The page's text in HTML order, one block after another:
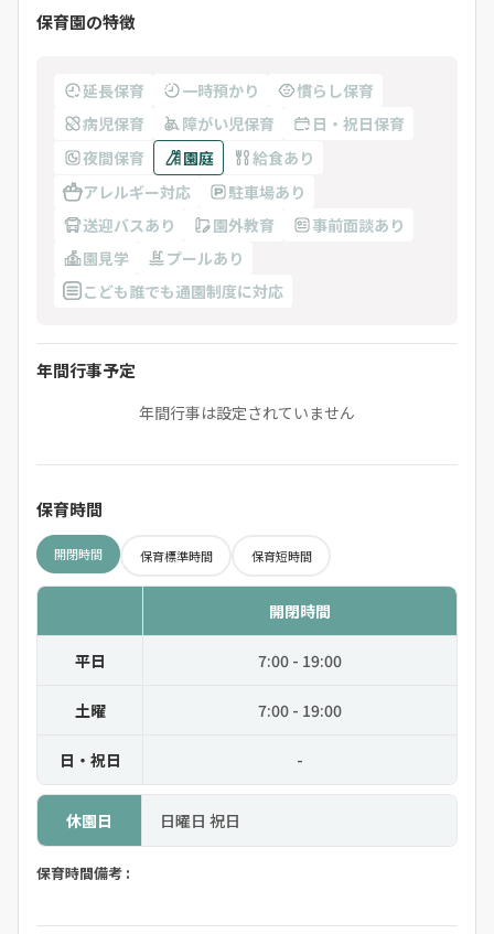
保育園の特徴
延長保育 一時預かり
慣らし保育
病児保育
障がい児保育
日・祝日保育
夜間保育
園庭
給食あり
アレルギー対応
駐車場あり
送迎バスあり
園外教育
事前面談あり
園見学
プールあり
こども誰でも通園制度に対応
年間行事予定
年間行事は設定されていません
保育時間
開閉時間 保育標準時間 保育短時間
開閉時間
平日 7:00 - 19:00
土曜 7:00 - 19:00
日・祝日 -
休園日 日曜日 祝日
保育時間備考 :